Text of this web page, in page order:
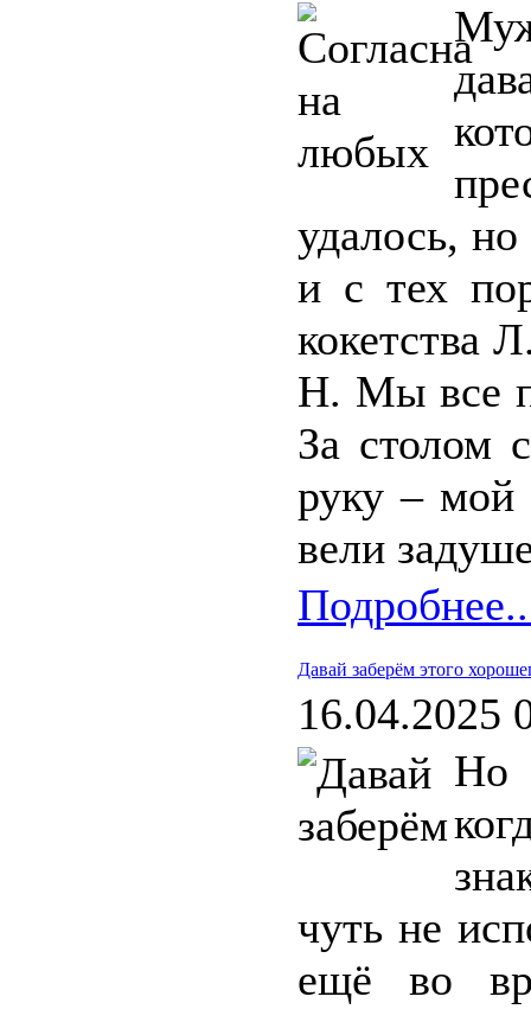
удалось, но
и с тех
кокетства
Н. Мы все
За столом
руку –
вели
Давай заберём этого
16.04.2025
Но
чуть не
ещё во